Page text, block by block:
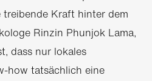
treibende Kraft hinter dem
Rinzin Phunjok Lama,
dass nur lokales
how tatsächlich eine